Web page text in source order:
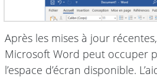
Après les mises à jour
Microsoft Word peut occuper
l’espace d’écran disponible.